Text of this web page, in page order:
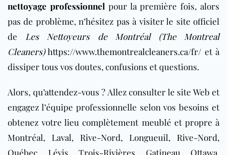
nettoyage professionnelpour la première fois, alors
pas de problème, n’hésitez pas à visiter le site officiel
de Les Nettoyeurs de Montréal (The Montreal
Cleaners) https://www.themontrealcleaners.ca/fr/ et à
dissiper tous vos doutes, confusions et questions.
Alors, qu’attendez-vous ? Allez consulter le site Web et
engagez l’équipe professionnelle selon vos besoins et
obtenez votre lieu complètement meublé et propre à
Montréal, Laval, Rive-Nord, Longueuil, Rive-Nord,
Québec, Lévis, Trois-Rivières, Gatineau, Ottawa,